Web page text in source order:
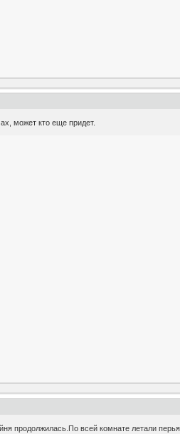
может кто еще придет.
продолжилась.По всей комнате летали